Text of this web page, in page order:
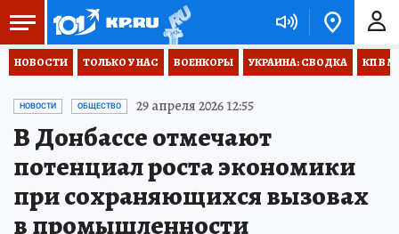
НОВОСТИ ТОЛЬКО У НАС ВОЕНКОРЫ УКРАИНА: СВОДКА КП В
НОВОСТИ ОБЩЕСТВО 29 апреля 2026 12:55
В Донбассе отмечают
потенциал роста экономики
при сохраняющихся вызовах
в промышленности